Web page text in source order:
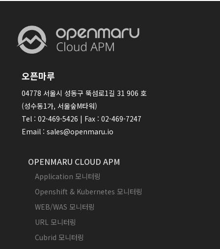
오픈마루
04778 서울시 성동구 뚝섬로1길 31 906 호
(성수동1가, 서울숲M타워)
Tel : 02-469-5426 | Fax : 02-469-7247
Email : sales@openmaru.io
OPENMARU CLOUD APM
Application 모니터링
Openshift & Kubernetes 모니터링
WEB/WAS 모니터링
URL 모니터링
Cubrid 모니터링